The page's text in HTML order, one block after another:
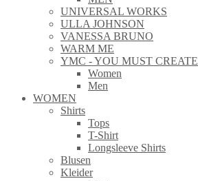
UNIVERSAL WORKS
ULLA JOHNSON
VANESSA BRUNO
WARM ME
YMC - YOU MUST CREATE
Women
Men
WOMEN
Shirts
Tops
T-Shirt
Longsleeve Shirts
Blusen
Kleider